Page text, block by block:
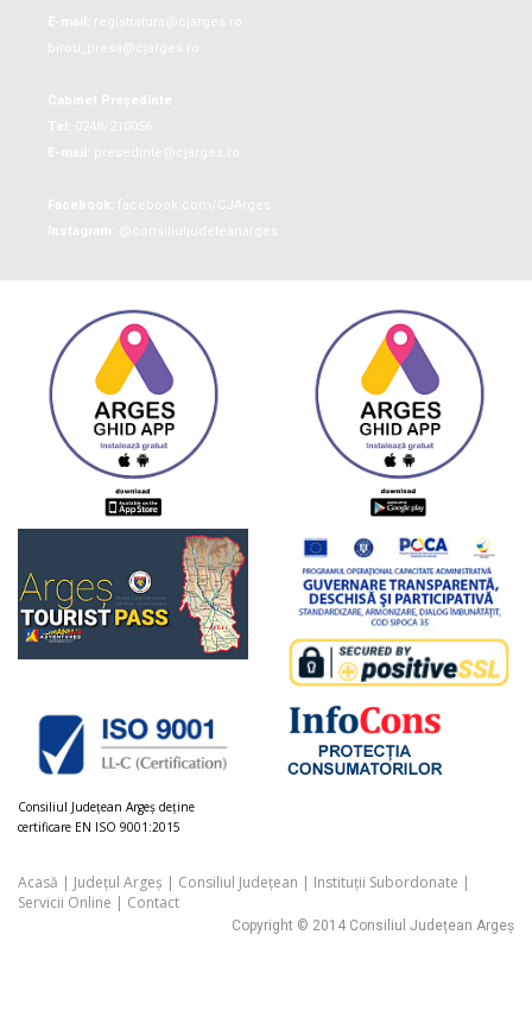
Consiliul Judeţean Argeș deţine
certificare EN ISO 9001:2015
Acasă | Județul Argeș | Consiliul Județean | Instituții Subordonate |
Servicii Online | Contact
Copyright © 2014 Consiliul Județean Argeș